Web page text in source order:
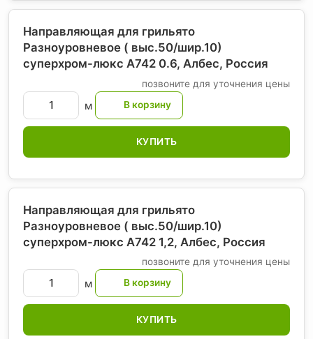
Направляющая для грильято
Разноуровневое ( выс.50/шир.10)
суперхром-люкс А742 0.6, Албес, Россия
позвоните для уточнения цены
м
КУПИТЬ
Направляющая для грильято
Разноуровневое ( выс.50/шир.10)
суперхром-люкс А742 1,2, Албес, Россия
позвоните для уточнения цены
м
КУПИТЬ